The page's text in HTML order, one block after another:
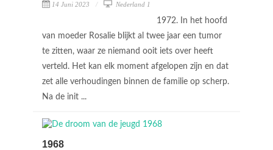
14 Juni 2023 Nederland 1
1972. In het hoofd
van moeder Rosalie blijkt al twee jaar een tumor
te zitten, waar ze niemand ooit iets over heeft
verteld. Het kan elk moment afgelopen zijn en dat
zet alle verhoudingen binnen de familie op scherp.
Na de init ...
1968